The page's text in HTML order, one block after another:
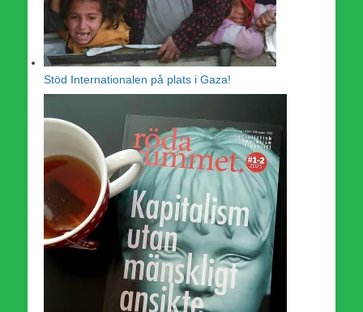
Stöd Internationalen på plats i Gaza!